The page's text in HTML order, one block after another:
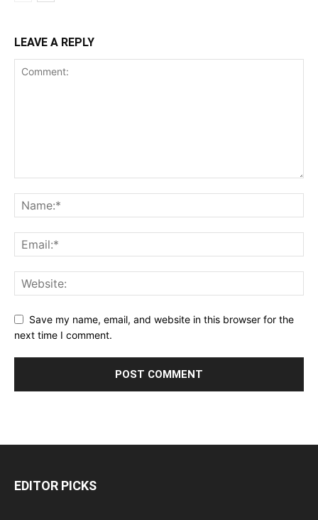
LEAVE A REPLY
Save my name, email, and website in this browser for the
next time I comment.
EDITOR PICKS